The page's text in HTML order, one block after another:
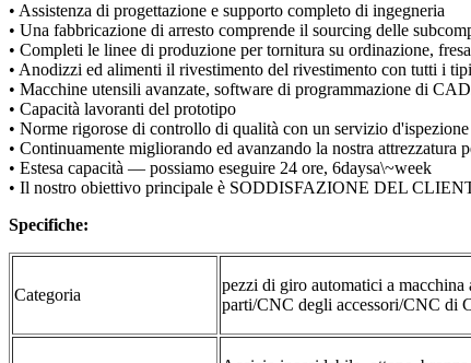
• Assistenza di progettazione e supporto completo di ingegneria
• Una fabbricazione di arresto comprende il sourcing delle
• Completi le linee di produzione per tornitura su ordinazione,
• Anodizzi ed alimenti il rivestimento del rivestimento con tutti i
• Macchine utensili avanzate, software di programmazione di
• Capacità lavoranti del prototipo
• Norme rigorose di controllo di qualità con un servizio
• Continuamente migliorando ed avanzando la nostra attrezzatura
• Estesa capacità — possiamo eseguire 24 ore, 6daysa\~week
• Il nostro obiettivo principale è SODDISFAZIONE DEL
Specifiche:
Categoria
pezzi di giro automatici a
parti/CNC degli accessori/CNC di